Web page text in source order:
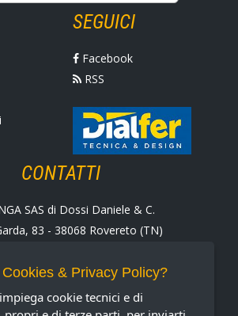
SEGUICI
Facebook
RSS
CONTATTI
SAS di Dossi Daniele & C.
83 - 38068 Rovereto (TN)
Fax +39 0464 430938
marenga@marenga.it
IVA IT02232370227
& Privacy Policy?
cookie tecnici e di